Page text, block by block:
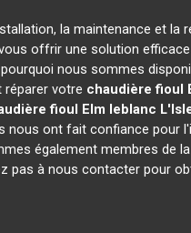
la maintenance et la
offrir une solution
nous sommes
réparer votre chaudière fioul
fioul Elm leblanc
ont fait confiance pour
également membres de
pas à nous contacter pour